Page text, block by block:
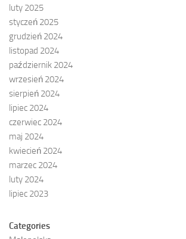
luty 2025
styczeń 2025
grudzień 2024
listopad 2024
październik 2024
wrzesień 2024
sierpień 2024
lipiec 2024
czerwiec 2024
maj 2024
kwiecień 2024
marzec 2024
luty 2024
lipiec 2023
Categories